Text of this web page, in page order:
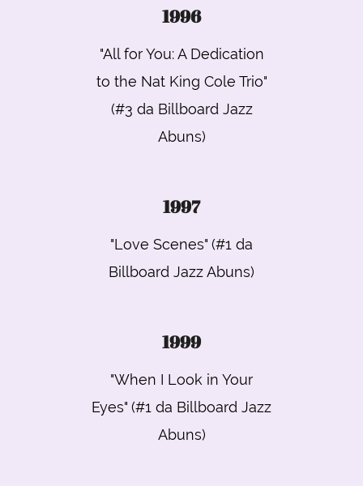
1996
"All for You: A Dedication
to the Nat King Cole Trio"
(#3 da Billboard Jazz
Abuns)
1997
"Love Scenes" (#1 da
Billboard Jazz Abuns)
1999
"When I Look in Your
Eyes" (#1 da Billboard Jazz
Abuns)